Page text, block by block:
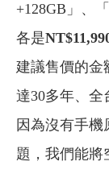
+128GB」、
各是
建議售價的金
達30多年、全
因為沒有手
題，我們能將